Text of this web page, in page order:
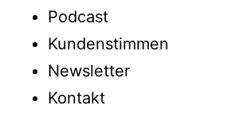
Podcast
Kundenstimmen
Newsletter
Kontakt